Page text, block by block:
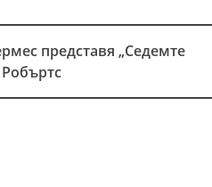
представя „Седемте